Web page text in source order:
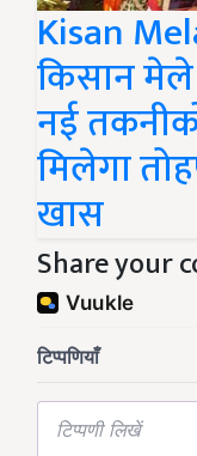
Kisan
किसान
नई
मिलेगा
खास
Share your